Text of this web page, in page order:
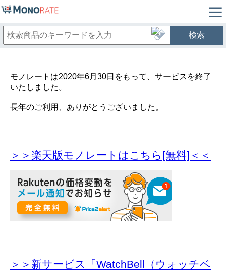
検索
モノレートは2020年6月30日をもって、サービスを終了
いたしました。
長年のご利用、ありがとうございました。
＞＞楽天版モノレートはこちら[無料]＜＜
＞＞新サービス「WatchBell（ウォッチベ